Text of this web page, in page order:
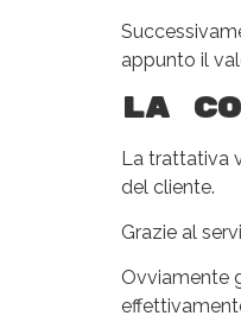
appunto il
La
La trattativa
del cliente.
Grazie al
Ovviamente